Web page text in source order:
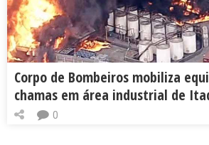
Corpo de Bombeiros mobiliza
chamas em área industrial de
0